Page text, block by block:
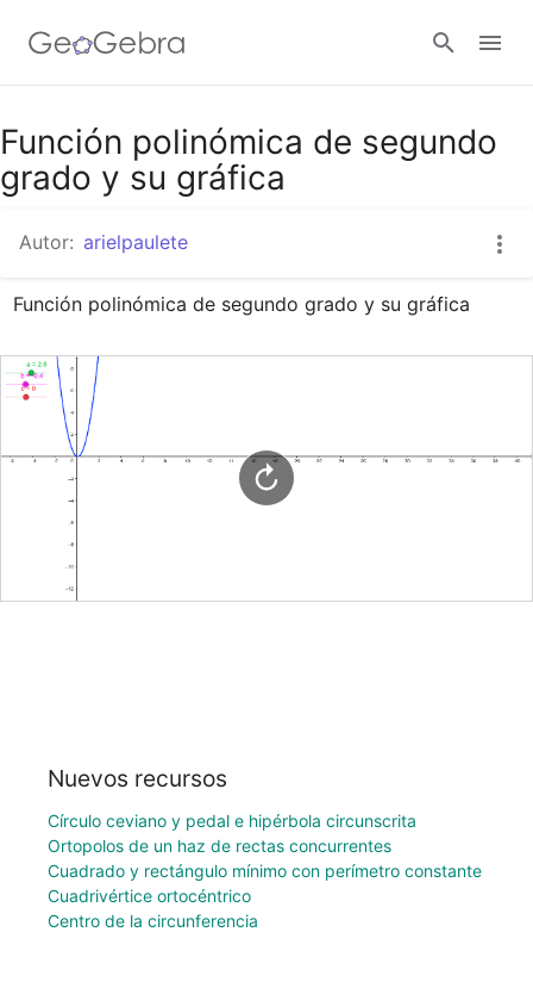
Google Classroom
Abrir sesión
Función polinómica de segundo
grado y su gráfica
Autor: arielpaulete
Función polinómica de segundo grado y su gráfica
Nuevos recursos
Círculo ceviano y pedal e hipérbola circunscrita
Ortopolos de un haz de rectas concurrentes
Cuadrado y rectángulo mínimo con perímetro constante
Cuadrivértice ortocéntrico
Centro de la circunferencia